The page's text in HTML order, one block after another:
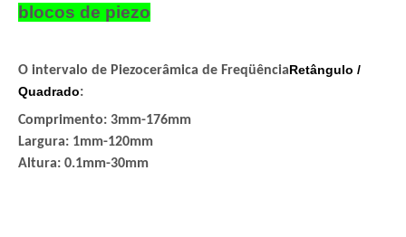
blocos de piezo
O intervalo de Piezocerâmica de FreqüênciaRetângulo /
Quadrado:
Comprimento: 3mm-176mm
Largura: 1mm-120mm
Altura: 0.1mm-30mm